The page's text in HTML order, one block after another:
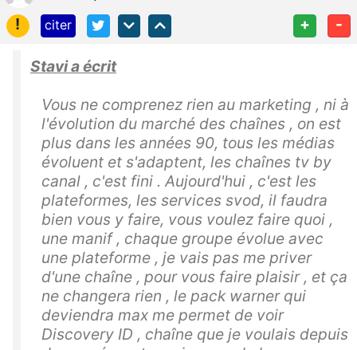
!
citer + -
Stavi a écrit
Vous ne comprenez rien au marketing , ni à
l'évolution du marché des chaînes , on est
plus dans les années 90, tous les médias
évoluent et s'adaptent, les chaînes tv by
canal , c'est fini . Aujourd'hui , c'est les
plateformes, les services svod, il faudra
bien vous y faire, vous voulez faire quoi ,
une manif , chaque groupe évolue avec
une plateforme , je vais pas me priver
d'une chaîne , pour vous faire plaisir , et ça
ne changera rien , le pack warner qui
deviendra max me permet de voir
Discovery ID , chaîne que je voulais depuis